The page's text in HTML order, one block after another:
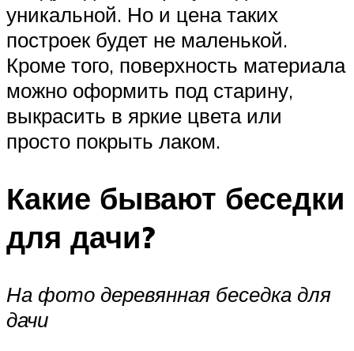
уникальной. Но и цена таких
построек будет не маленькой.
Кроме того, поверхность материала
можно оформить под старину,
выкрасить в яркие цвета или
просто покрыть лаком.
Какие бывают беседки
для дачи?
На фото деревянная беседка для
дачи